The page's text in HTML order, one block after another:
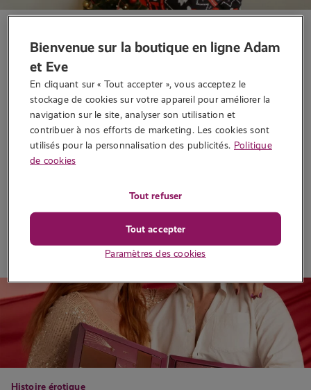
Les cadeaux sensuels pour
surprendre votre partenaire
Écrit par Sally L
Transformez vos fêtes avec des idées de cadeaux de Noël
originales et sensuelles. Découvrez notre sélection pour surprendre
et séduire….
Histoire érotique
Bienvenue sur la boutique en ligne Adam
et Eve
En cliquant sur « Tout accepter », vous acceptez le
stockage de cookies sur votre appareil pour améliorer la
navigation sur le site, analyser son utilisation et
contribuer à nos efforts de marketing. Les cookies sont
utilisés pour la personnalisation des publicités. Politique
de cookies
Paramètres des cookies
Tout refuser
Tout accepter